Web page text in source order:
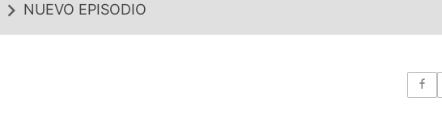
NUEVO EPISODIO